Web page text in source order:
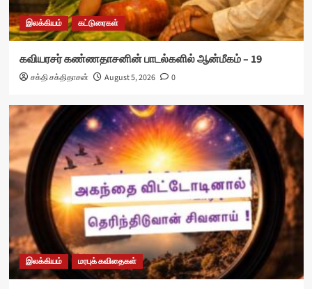
இலக்கியம் கட்டுரைகள்
கவியரசர் கண்ணதாசனின் பாடல்களில் ஆன்மீகம் – 19
சக்தி சக்திதாசன் August 5, 2026 0
இலக்கியம் மரபுக் கவிதைகள்